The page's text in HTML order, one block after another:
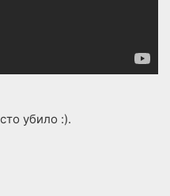
убило :).